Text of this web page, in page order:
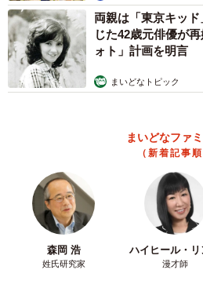
実家のソファーで寛ぐ、つるちゃん (画
さらに「２０２１年２月に父が
の在宅介護中につるを連れて行く
び、寝込む父の横にずっと寄り
両親は「東京キッ
じた42歳元俳優が
ォト」計画を明言
まいどなトピック
まいどなファ
（新着記事順
森岡 浩
姓氏研究家
ハイヒール・
漫才師